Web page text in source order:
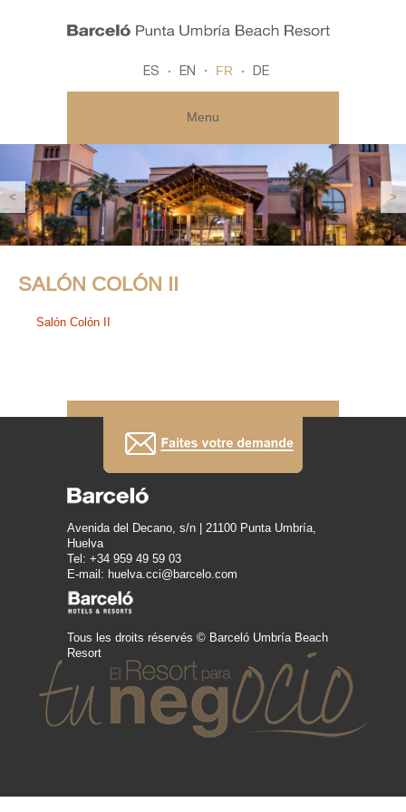
ES EN FR DE
Menu
< >
SALÓN COLÓN II
Salón Colón II
Avenida del Decano, s/n | 21100 Punta Umbría,
Huelva
Tel: +34 959 49 59 03
E-mail: huelva.cci@barcelo.com
Tous les droits réservés © Barceló Umbría Beach
Resort